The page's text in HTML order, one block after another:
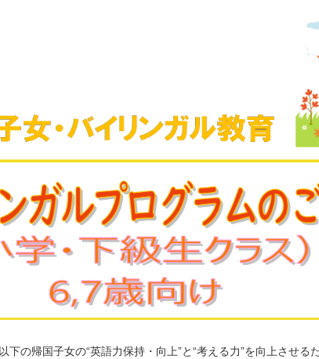
下の帰国子女の“英語力保持・向上”と“考える力”を向上させる